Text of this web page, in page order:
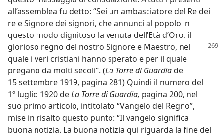
all’assemblea fu detto: “Sei un ambasciatore del Re dei
re e Signore dei signori, che annunci al popolo in
questo modo dignitoso la venuta dell’Età d’Oro, il
glorioso regno del nostro Signore e Maestro, nel
quale i veri cristiani hanno sperato e per il quale
pregano da molti secoli”. (La Torre di Guardiadel
15 settembre 1919, pagina 281) Quindi il numero del
1º luglio 1920 deLa Torre di Guardia, pagina 200, nel
suo primo articolo, intitolato “Vangelo del Regno”,
mise in risalto questo punto: “Il vangelo significa
buona notizia. La buona notizia qui riguarda la fine del